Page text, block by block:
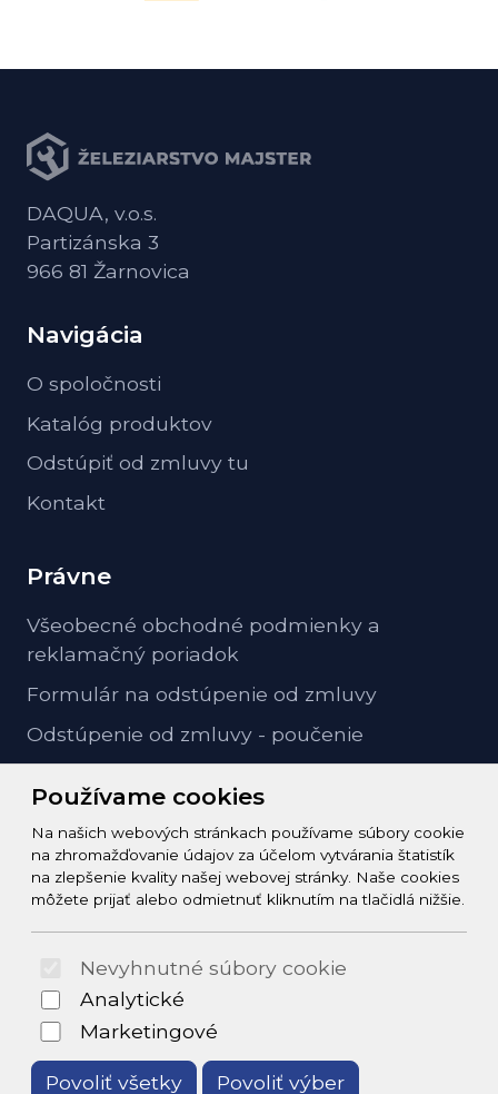
Používame cookies
Na našich webových stránkach používame súbory cookie
na zhromažďovanie údajov za účelom vytvárania štatistík
na zlepšenie kvality našej webovej stránky. Naše cookies
môžete prijať alebo odmietnuť kliknutím na tlačidlá nižšie.
Nevyhnutné súbory cookie
Analytické
Marketingové
Povoliť všetky Povoliť výber
DAQUA, v.o.s.
Partizánska 3
966 81 Žarnovica
Navigácia
O spoločnosti
Katalóg produktov
Odstúpiť od zmluvy tu
Kontakt
Právne
Všeobecné obchodné podmienky a
reklamačný poriadok
Formulár na odstúpenie od zmluvy
Odstúpenie od zmluvy - poučenie
Kontakt
info@zeleziarstvo-majster.sk
+421456812908
© 2026 Arrabella s.r.o., mayabella s.r.o., Všetky práva